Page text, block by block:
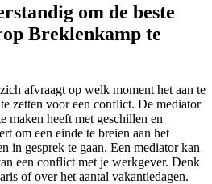
om de beste
Breklenkamp te
afvraagt op welk moment het aan te
zetten voor een conflict. De mediator
maken heeft met geschillen en
om een einde te breien aan het
in gesprek te gaan. Een mediator kan
een conflict met je werkgever. Denk
of over het aantal vakantiedagen.